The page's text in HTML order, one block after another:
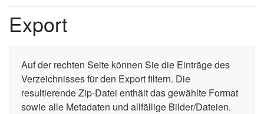
KONTAKT
Export
Auf der rechten Seite können Sie die Einträge des
Verzeichnisses für den Export filtern. Die
resultierende Zip-Datei enthält das gewählte Format
sowie alle Metadaten und allfällige Bilder/Dateien.